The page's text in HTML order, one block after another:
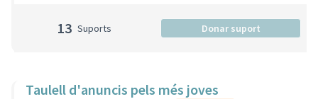
13 Suports Donar suport
Taulell d'anuncis pels més joves